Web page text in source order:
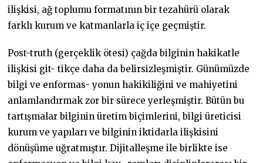
ilişkisi, ağ toplumu formatının bir tezahürü olarak
farklı kurum ve katmanlarla iç içe geçmiştir.
Post-truth (gerçeklik ötesi) çağda bilginin hakikatle
ilişkisi git- tikçe daha da belirsizleşmiştir. Günümüzde
bilgi ve enformas- yonun hakikiliğini ve mahiyetini
anlamlandırmak zor bir sürece yerleşmiştir. Bütün bu
tartışmalar bilginin üretim biçimlerini, bilgi üreticisi
kurum ve yapıları ve bilginin iktidarla ilişkisini
dönüşüme uğratmıştır. Dijitalleşme ile birlikte ise